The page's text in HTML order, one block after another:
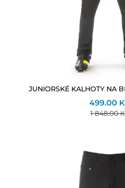
JUNIORSKÉ KALHOTY NA
499.00
1 848.00